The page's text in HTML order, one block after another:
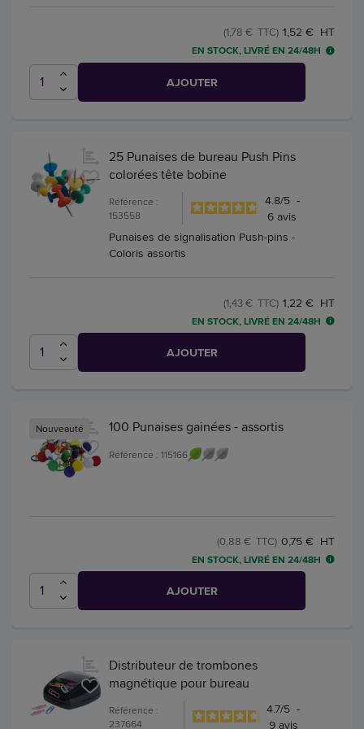
1,52 € HT
(1,78 € TTC)
EN STOCK, LIVRÉ EN 24/48H
AJOUTER
25 Punaises de bureau Push Pins
colorées tête bobine
Référence :
153558
4.8/5 -
6avis
Punaises de signalisation Push-pins -
Coloris assortis
1,22 € HT
(1,43 € TTC)
EN STOCK, LIVRÉ EN 24/48H
AJOUTER
Nouveauté 100 Punaises gainées - assortis
Référence : 115166
0,75 € HT
(0,88 € TTC)
EN STOCK, LIVRÉ EN 24/48H
AJOUTER
Distributeur de trombones
magnétique pour bureau
Référence :
237664
4.7/5 -
9avis